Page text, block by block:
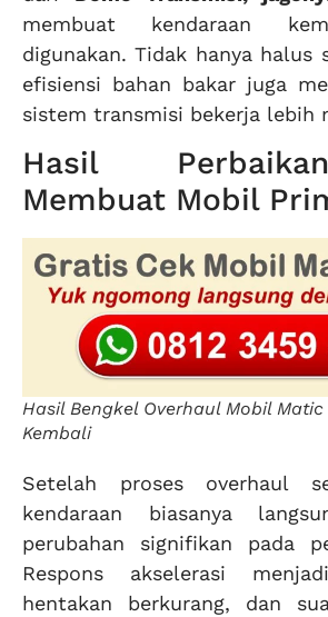
membuat kendaraan
digunakan. Tidak hanya halus
efisiensi bahan bakar juga
sistem transmisi bekerja lebih
Hasil
Membuat Mobil
Hasil Bengkel Overhaul Mobil
Kembali
Setelah proses overhaul
kendaraan biasanya
perubahan signifikan pada
Respons akselerasi
hentakan berkurang, dan